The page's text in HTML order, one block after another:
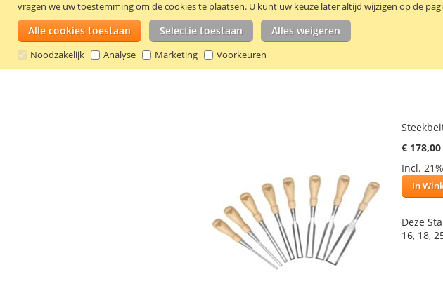
vragen we uw toestemming om de cookies te plaatsen. U kunt uw keuze later altijd wijzigen op de
Alle cookies toestaan Selectie toestaan Alles weigeren
Noodzakelijk Analyse Marketing Voorkeuren
gram.
€ 178,00
Incl.
In
Deze
16, 18,